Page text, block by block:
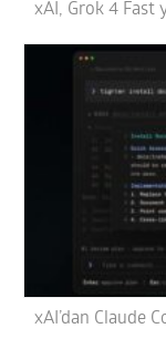
xAI, Grok 4 Fast
xAI’dan Claude